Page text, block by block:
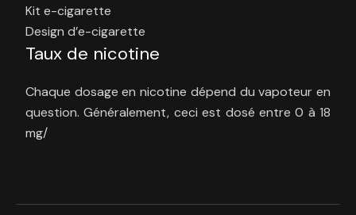
Kit e-cigarette
Design d’e-cigarette
Taux de nicotine
Chaque dosage en nicotine dépend du vapoteur en
question. Généralement, ceci est dosé entre 0 à 18
mg/